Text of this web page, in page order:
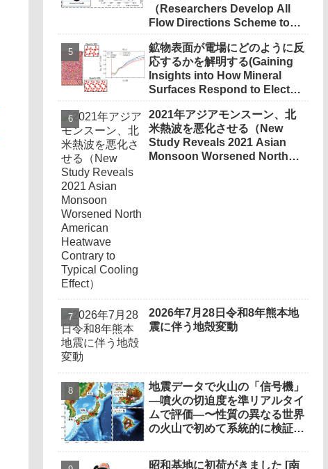
（Researchers Develop All
Flow Directions Scheme to
Accuracy in Complex
Terrain）
鉱物表面が電場にどのように反
応するかを解明する(Gaining
Insights into How Mineral
Surfaces Respond to Electric
2021年アジアモンスーン、北
米熱波を悪化させる（New
Study Reveals 2021 Asian
Monsoon Worsened North
2026年7月28日令和8年熊本地
震に伴う地殻変動
地震データで火山の「信号機」
―噴火の切迫度を準リアルタイ
ムで評価―〜性質の異なる世界
の火山で初めて系統的に検証、
昭和基地に初荷がきました [南